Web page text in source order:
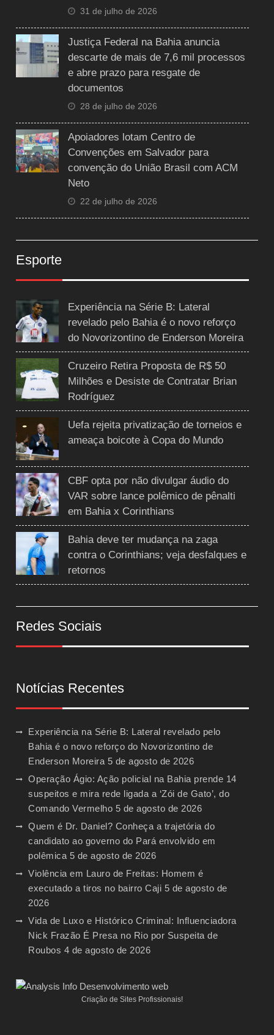
31 de julho de 2026
Justiça Federal na Bahia anuncia
descarte de mais de 7,6 mil processos
e abre prazo para resgate de
documentos
28 de julho de 2026
Apoiadores lotam Centro de
Convenções em Salvador para
convenção do União Brasil com ACM
Neto
22 de julho de 2026
Esporte
Experiência na Série B: Lateral
revelado pelo Bahia é o novo reforço
do Novorizontino de Enderson Moreira
Cruzeiro Retira Proposta de R$ 50
Milhões e Desiste de Contratar Brian
Rodríguez
Uefa rejeita privatização de torneios e
ameaça boicote à Copa do Mundo
CBF opta por não divulgar áudio do
VAR sobre lance polêmico de pênalti
em Bahia x Corinthians
Bahia deve ter mudança na zaga
contra o Corinthians; veja desfalques e
retornos
Redes Sociais
Notícias Recentes
Experiência na Série B: Lateral revelado pelo
Bahia é o novo reforço do Novorizontino de
Enderson Moreira 5 de agosto de 2026
Operação Ágio: Ação policial na Bahia prende 14
suspeitos e mira rede ligada a ‘Zói de Gato’, do
Comando Vermelho 5 de agosto de 2026
Quem é Dr. Daniel? Conheça a trajetória do
candidato ao governo do Pará envolvido em
polêmica 5 de agosto de 2026
Violência em Lauro de Freitas: Homem é
executado a tiros no bairro Caji 5 de agosto de
2026
Vida de Luxo e Histórico Criminal: Influenciadora
Nick Frazão É Presa no Rio por Suspeita de
Roubos 4 de agosto de 2026
Criação de Sites Profissionais!